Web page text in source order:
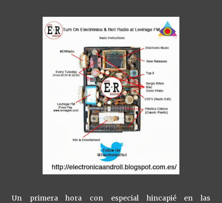
Un primera hora con especial hincapié en las